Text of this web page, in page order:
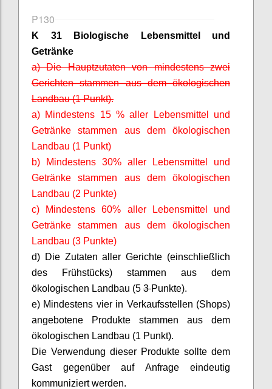
P130
K 31 Biologische Lebensmittel und
Getränke
a) Die Hauptzutaten von mindestens zwei
Gerichten stammen aus dem ökologischen
Landbau (1 Punkt).
a) Mindestens 15 % aller Lebensmittel und
Getränke stammen aus dem ökologischen
Landbau (1 Punkt)
b) Mindestens 30% aller Lebensmittel und
Getränke stammen aus dem ökologischen
Landbau (2 Punkte)
c) Mindestens 60% aller Lebensmittel und
Getränke stammen aus dem ökologischen
Landbau (3 Punkte)
d) Die Zutaten aller Gerichte (einschließlich
des Frühstücks) stammen aus dem
ökologischen Landbau (5 3Punkte).
e) Mindestens vier in Verkaufsstellen (Shops)
angebotene Produkte stammen aus dem
ökologischen Landbau (1 Punkt).
Die Verwendung dieser Produkte sollte dem
Gast gegenüber auf Anfrage eindeutig
kommuniziert werden.